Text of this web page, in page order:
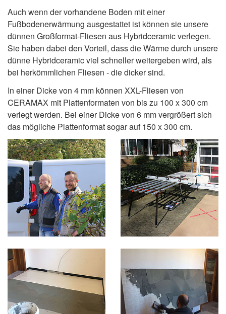
Auch wenn der vorhandene Boden mit einer
Fußbodenerwärmung ausgestattet ist können sie unsere
dünnen Großformat-Fliesen aus Hybridceramic verlegen.
Sie haben dabei den Vorteil, dass die Wärme durch unsere
dünne Hybridceramic viel schneller weitergeben wird, als
bei herkömmlichen Fliesen - die dicker sind.
In einer Dicke von 4 mm können XXL-Fliesen von
CERAMAX mit Plattenformaten von bis zu 100 x 300 cm
verlegt werden. Bei einer Dicke von 6 mm vergrößert sich
das mögliche Plattenformat sogar auf 150 x 300 cm.